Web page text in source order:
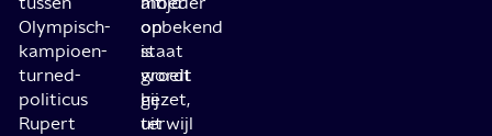
Olympisch-
kampioen-
turned-
politicus
Rupert
onbekend
is
groeit
hij
uit
op
staat
wordt
gezet,
terwijl